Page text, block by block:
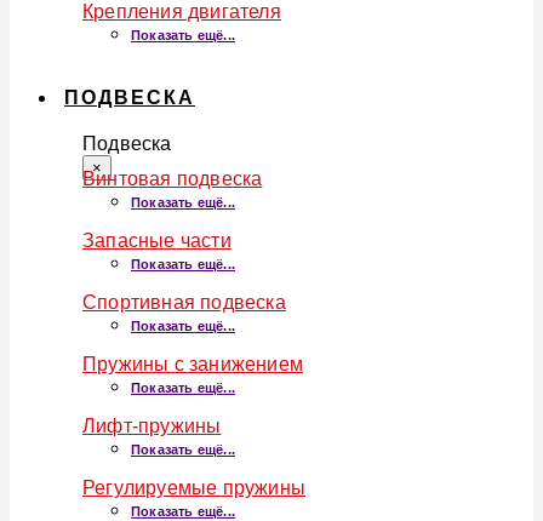
Крепления двигателя
Показать ещё...
ПОДВЕСКА
Подвеска
×
Винтовая подвеска
Показать ещё...
Запасные части
Показать ещё...
Спортивная подвеска
Показать ещё...
Пружины с занижением
Показать ещё...
Лифт-пружины
Показать ещё...
Регулируемые пружины
Показать ещё...